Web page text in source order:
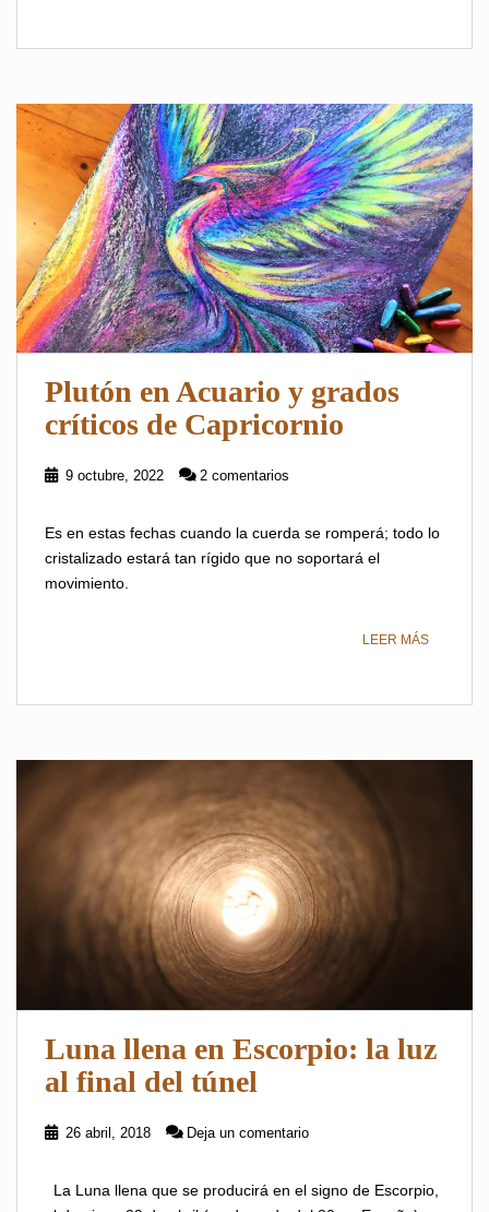
Plutón en Acuario y grados
críticos de Capricornio
9 octubre, 2022 2 comentarios
Es en estas fechas cuando la cuerda se romperá; todo lo
cristalizado estará tan rígido que no soportará el
movimiento.
LEER MÁS
Luna llena en Escorpio: la luz
al final del túnel
26 abril, 2018 Deja un comentario
La Luna llena que se producirá en el signo de Escorpio,